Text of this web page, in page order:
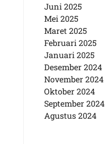
Juni 2025
Mei 2025
Maret 2025
Februari 2025
Januari 2025
Desember 2024
November 2024
Oktober 2024
September 2024
Agustus 2024